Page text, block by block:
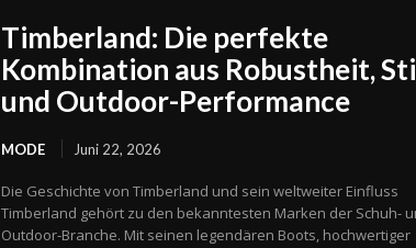
Timberland: Die perfekte
Kombination aus Robustheit,
und Outdoor-Performance
MODE Juni 22, 2026
Die Geschichte von Timberland und sein weltweiter Einfluss
Timberland gehört zu den bekanntesten Marken der Schuh-
Outdoor-Branche. Mit seinen legendären Boots, hochwertiger